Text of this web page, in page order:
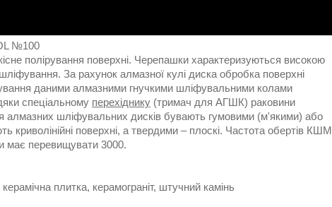
№100
полірування поверхні. Черепашки характеризуються високою
За рахунок алмазної кулі диска обробка поверхні
даними алмазними гнучкими шліфувальними колами
спеціальному перехіднику (тримач для АГШК) раковини
алмазних шліфувальних дисків бувають гумовими (м'якими) або
поверхні, а твердими – плоскі. Частота обертів КШМ
має перевищувати 3000.
плитка, керамограніт, штучний камінь